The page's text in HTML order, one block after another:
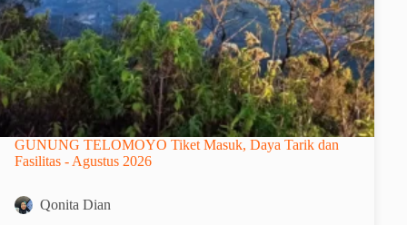
GUNUNG TELOMOYO Tiket Masuk, Daya Tarik dan
Fasilitas - Agustus 2026
Qonita Dian